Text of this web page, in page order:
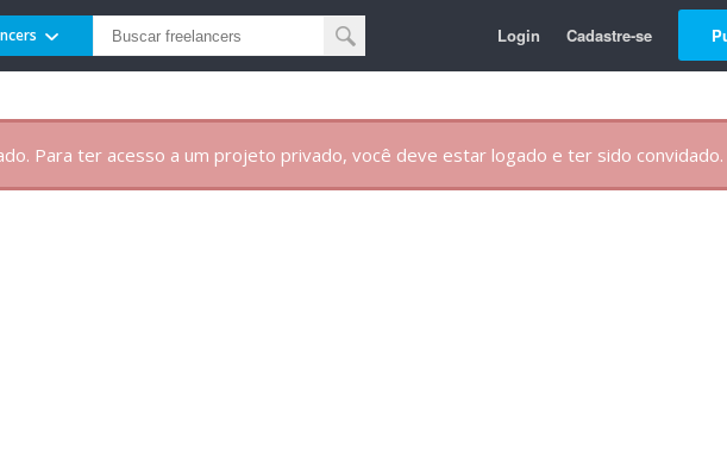
Login Cadastre-se
Para ter acesso a um projeto privado, você deve estar logado e ter sido convidado.